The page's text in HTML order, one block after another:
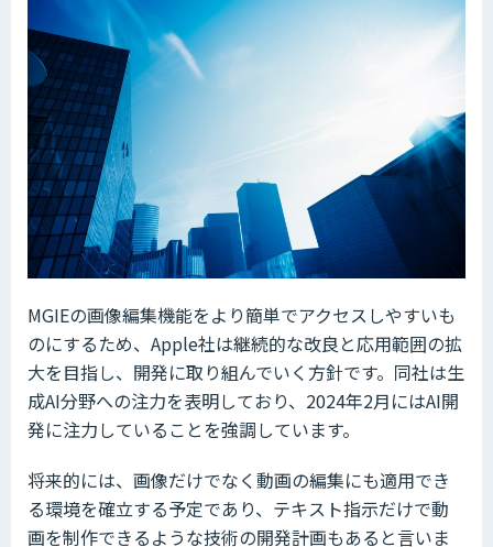
MGIEの画像編集機能をより簡単でアクセスしやすいも
のにするため、Apple社は継続的な改良と応用範囲の拡
大を目指し、開発に取り組んでいく方針です。同社は生
成AI分野への注力を表明しており、2024年2月にはAI開
発に注力していることを強調しています。
将来的には、画像だけでなく動画の編集にも適用でき
る環境を確立する予定であり、テキスト指示だけで動
画を制作できるような技術の開発計画もあると言いま